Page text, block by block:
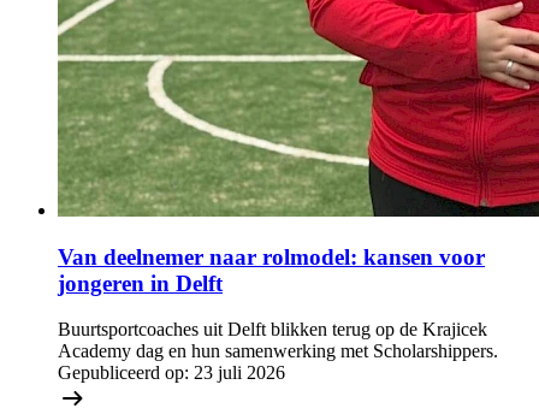
Van deelnemer naar rolmodel: kansen voor
jongeren in Delft
Buurtsportcoaches uit Delft blikken terug op de Krajicek
Academy dag en hun samenwerking met Scholarshippers.
Gepubliceerd op: 23 juli 2026